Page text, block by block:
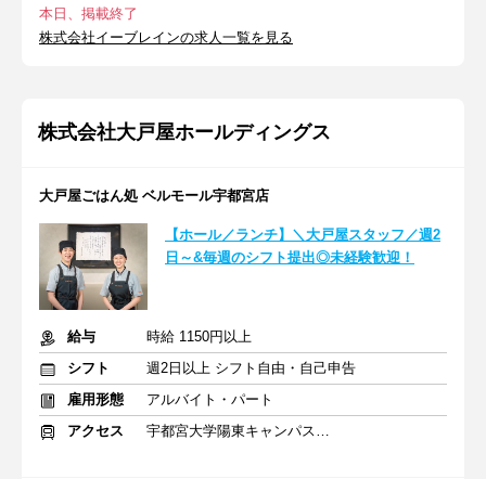
本日、掲載終了
株式会社イーブレインの求人一覧を見る
株式会社大戸屋ホールディングス
大戸屋ごはん処 ベルモール宇都宮店
【ホール／ランチ】＼大戸屋スタッフ／週2
日～&毎週のシフト提出◎未経験歓迎！
給与
時給 1150円以上
シフト
週2日以上 シフト自由・自己申告
雇用形態
アルバイト・パート
アクセス
宇都宮大学陽東キャンパス駅 徒歩3分